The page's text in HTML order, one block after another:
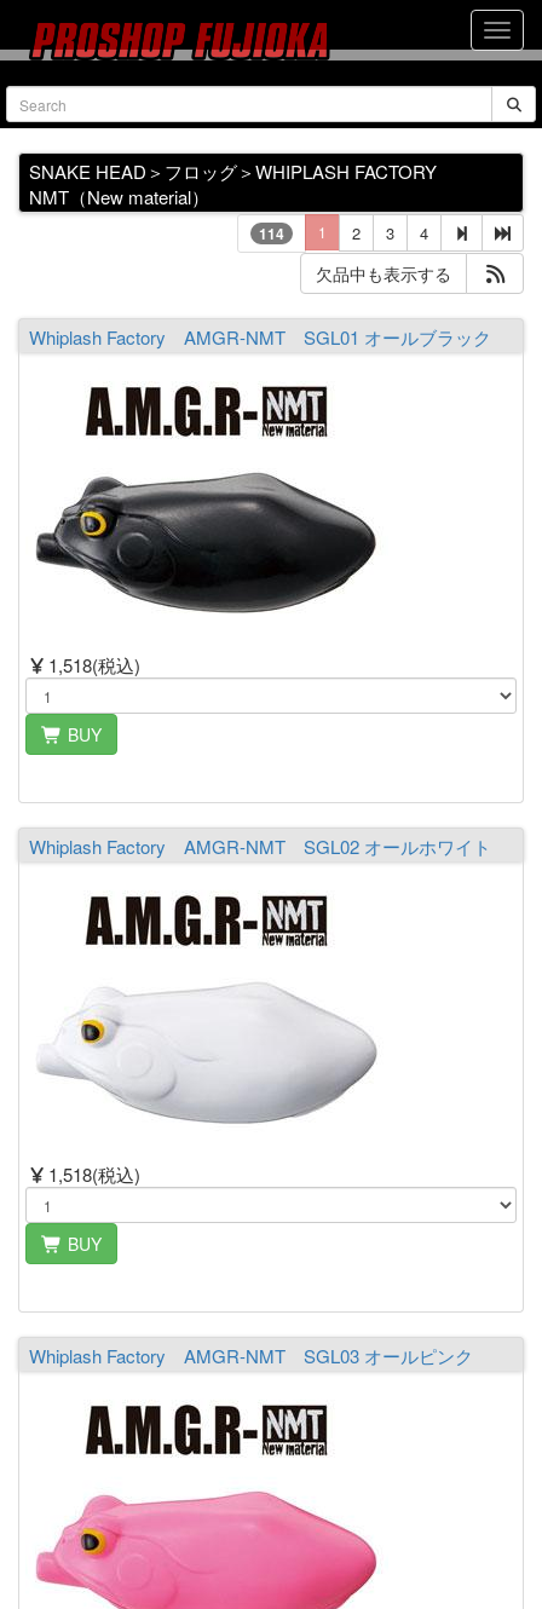
SNAKE HEAD＞フロッグ＞WHIPLASH FACTORY
NMT（New material）
114 1 2 3 4
欠品中も表示する
Whiplash Factory AMGR-NMT SGL01 オールブラック
1,518(税込)
BUY
Whiplash Factory AMGR-NMT SGL02 オールホワイト
1,518(税込)
BUY
Whiplash Factory AMGR-NMT SGL03 オールピンク